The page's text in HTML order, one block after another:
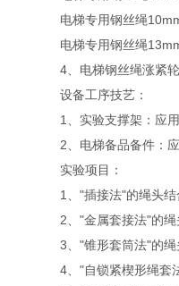
电梯专用钢丝绳
电梯专用钢丝绳
4、电梯钢丝绳涨紧
设备工序技艺：
1、实验支撑架：应
2、电梯备品备件：
实验项目：
1、"插接法"的绳头结
2、"金属套接法"的绳
3、"锥形套筒法"的绳
4、"自锁紧楔形绳套